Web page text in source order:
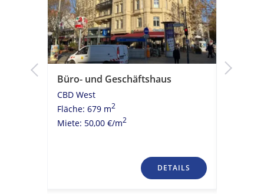
Büro- und Geschäftshaus
CBD West
Fläche: 679 m2
Miete: 50,00 €/m2
DETAILS